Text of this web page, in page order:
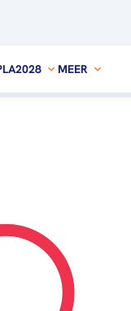
LA2028 MEER